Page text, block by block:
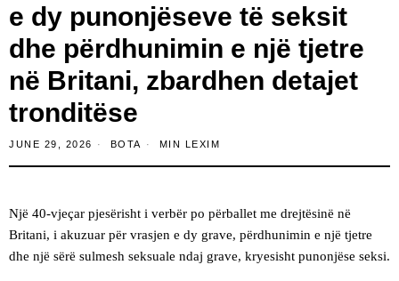
e dy punonjëseve të seksit
dhe përdhunimin e një tjetre
në Britani, zbardhen detajet
tronditëse
JUNE 29, 2026 BOTA MIN LEXIM
Një 40-vjeçar pjesërisht i verbër po përballet me drejtësinë në
Britani, i akuzuar për vrasjen e dy grave, përdhunimin e një tjetre
dhe një sërë sulmesh seksuale ndaj grave, kryesisht punonjëse seksi.